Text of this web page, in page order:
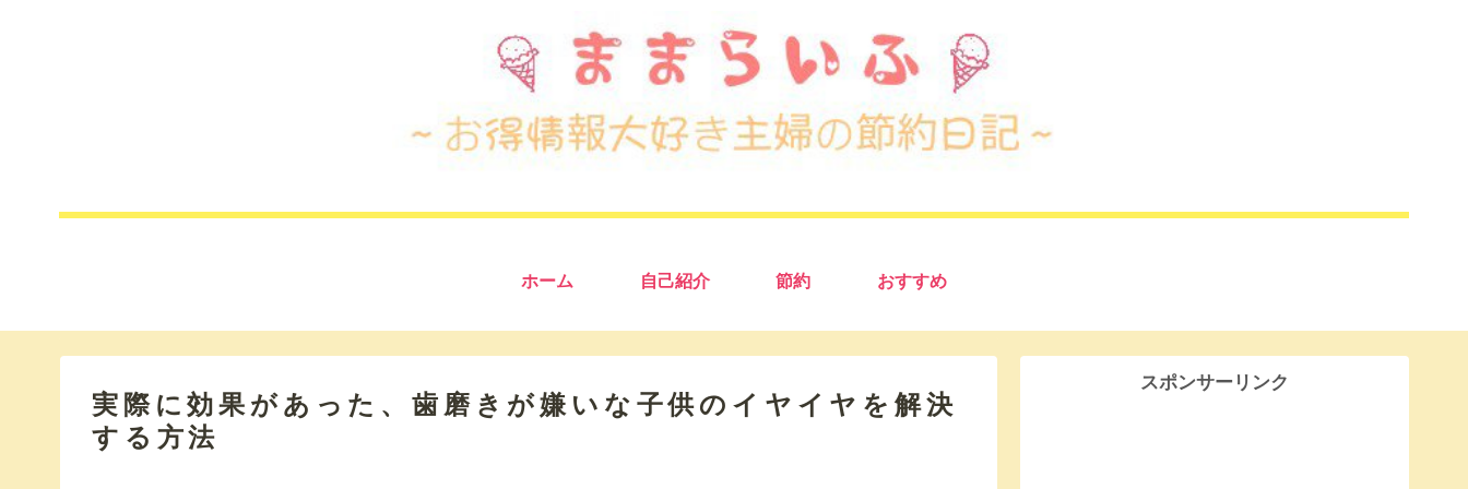
ホーム 自己紹介 節約 おすすめ
実際に効果があった、歯磨きが嫌いな子供のイヤイヤを解決
する方法
スポンサーリンク